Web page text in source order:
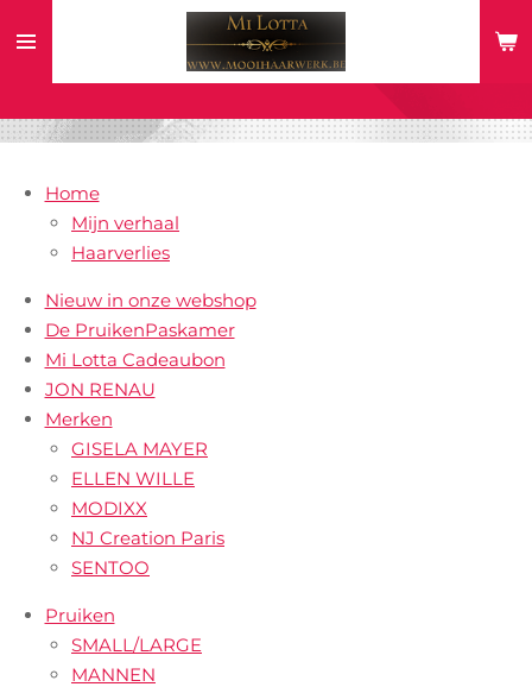
direct
de
hoofdinhoud
Home
Mijn verhaal
Haarverlies
Nieuw in onze webshop
De PruikenPaskamer
Mi Lotta Cadeaubon
JON RENAU
Merken
GISELA MAYER
ELLEN WILLE
MODIXX
NJ Creation Paris
SENTOO
Pruiken
SMALL/LARGE
MANNEN